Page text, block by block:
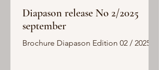
Diapason release No 2/2025
september
Brochure Diapason Edition 02 / 2025